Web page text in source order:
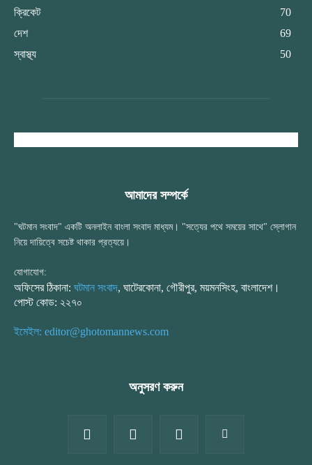
ক্রিকেট
70
দেশ
69
স্বাস্থ্য
50
আমাদের সম্পর্কে
"ঘটমান সংবাদ" একটি অনলাইন বাংলা সংবাদ মাধ্যম। "সত্যের পথে সময়ের সাথে" স্লোগান
নিয়ে দায়িত্বে সচেষ্ট থাকার প্রত্যয়ে।
যোগাযোগ:
অফিসের ঠিকানা: ঘটমান সংবাদ, ঘাটেরকোনা, গৌরীপুর, ময়মনসিংহ, বাংলাদেশ।
পোস্ট কোড: ২২৭০
ইমেইল: editor@ghotomannews.com
অনুসরণ করুন